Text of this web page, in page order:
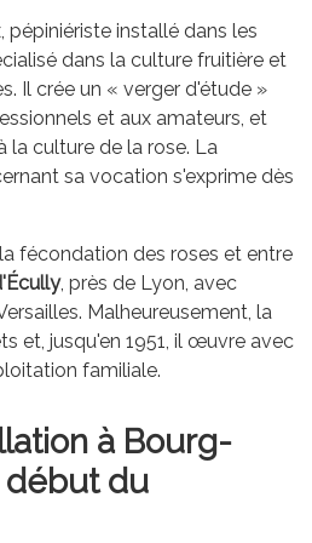
pépiniériste installé dans les
dans la culture fruitière et
Il crée un « verger d'étude »
et aux amateurs, et
la culture de la rose. La
sa vocation s'exprime dès
fécondation des roses et entre
, près de Lyon, avec
Malheureusement, la
et, jusqu'en 1951, il œuvre avec
familiale.
à Bourg-
du